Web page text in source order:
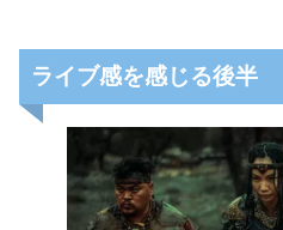
ライブ感を感じる後半